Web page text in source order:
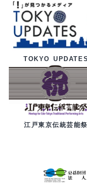
TOKYO UPDATES
江戸東京伝統芸能祭